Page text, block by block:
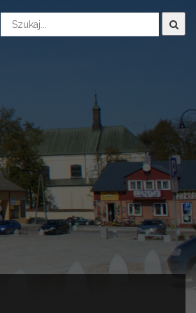
Wyszukaj